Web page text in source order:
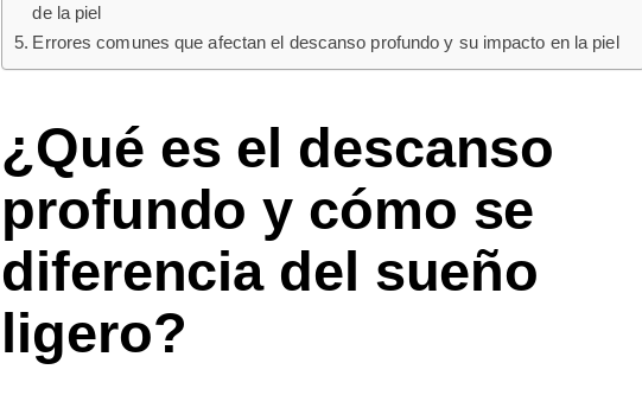
de la piel
Errores comunes que afectan el descanso profundo y su impacto en la piel
¿Qué es el descanso
profundo y cómo se
diferencia del sueño
ligero?